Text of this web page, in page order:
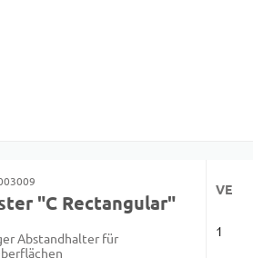
"C Rectangular"
Abstandhalter für
VE
1